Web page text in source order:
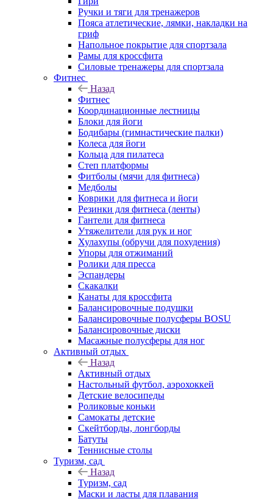
Ручки и тяги для тренажеров
Пояса атлетические, лямки, накладки на
гриф
Напольное покрытие для спортзала
Рамы для кроссфита
Силовые тренажеры для спортзала
Фитнес
Назад
Фитнес
Координационные лестницы
Блоки для йоги
Бодибары (гимнастические палки)
Колеса для йоги
Кольца для пилатеса
Степ платформы
Фитболы (мячи для фитнеса)
Медболы
Коврики для фитнеса и йоги
Резинки для фитнеса (ленты)
Гантели для фитнеса
Утяжелители для рук и ног
Хулахупы (обручи для похудения)
Упоры для отжиманий
Ролики для пресса
Эспандеры
Скакалки
Канаты для кроссфита
Балансировочные подушки
Балансировочные полусферы BOSU
Балансировочные диски
Масажные полусферы для ног
Активный отдых
Назад
Активный отдых
Настольный футбол, аэрохоккей
Детские велосипеды
Роликовые коньки
Самокаты детские
Скейтборды, лонгборды
Батуты
Теннисные столы
Туризм, сад
Назад
Туризм, сад
Маски и ласты для плавания